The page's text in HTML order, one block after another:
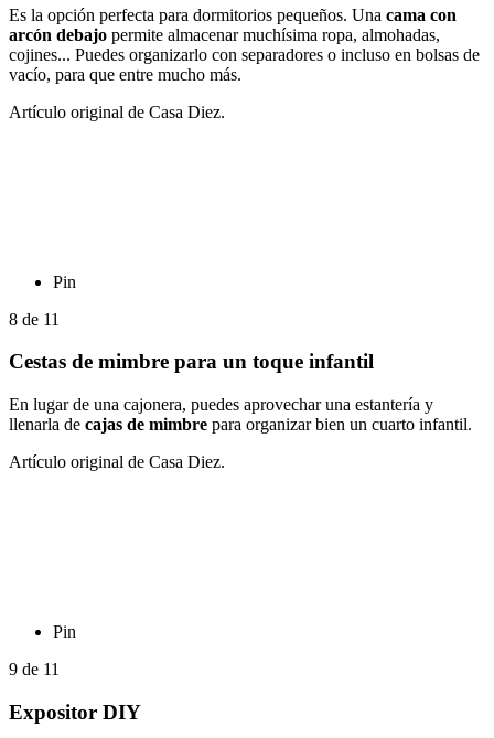
Es la opción perfecta para dormitorios pequeños. Una cama con
arcón debajo permite almacenar muchísima ropa, almohadas,
cojines... Puedes organizarlo con separadores o incluso en bolsas de
vacío, para que entre mucho más.
Artículo original de Casa Diez.
Pin
8 de 11
Cestas de mimbre para un toque infantil
En lugar de una cajonera, puedes aprovechar una estantería y
llenarla de cajas de mimbre para organizar bien un cuarto infantil.
Artículo original de Casa Diez.
Pin
9 de 11
Expositor DIY